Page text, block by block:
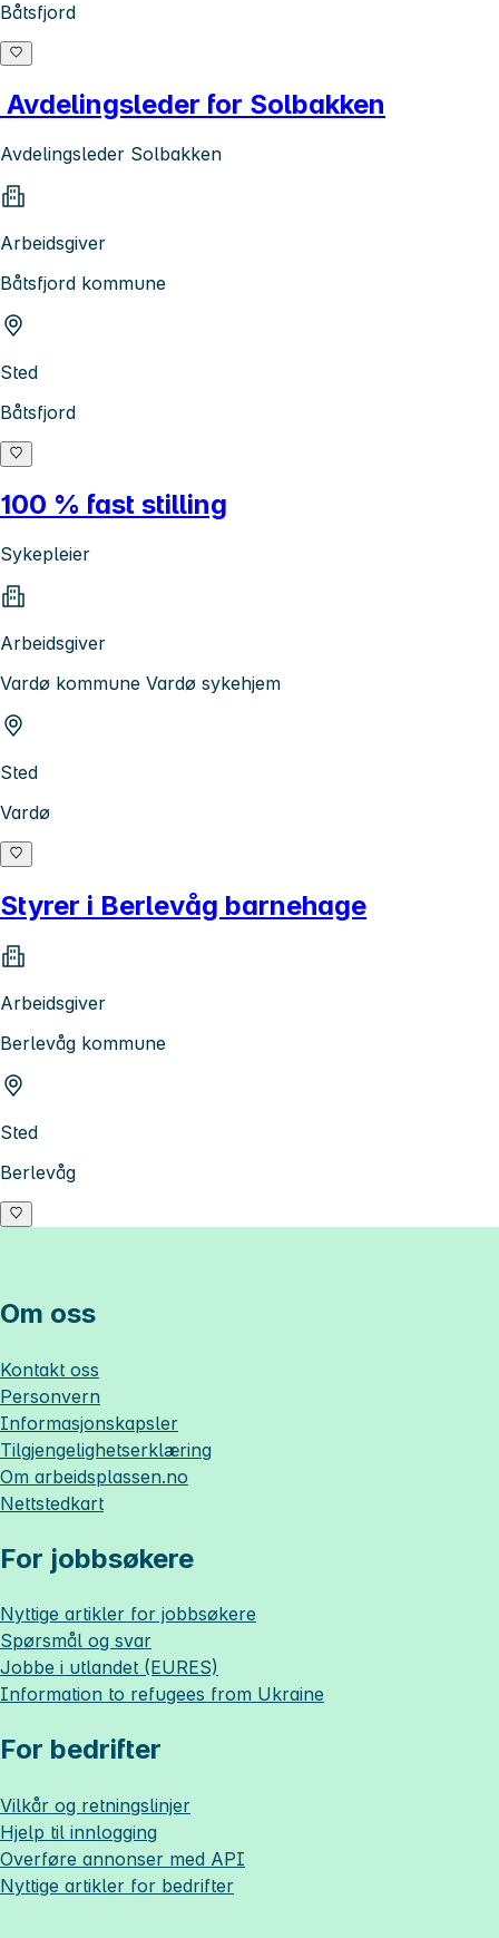
Båtsfjord
Avdelingsleder for Solbakken
Avdelingsleder Solbakken
Arbeidsgiver
Båtsfjord kommune
Sted
Båtsfjord
100 % fast stilling
Sykepleier
Arbeidsgiver
Vardø kommune Vardø sykehjem
Sted
Vardø
Styrer i Berlevåg barnehage
Arbeidsgiver
Berlevåg kommune
Sted
Berlevåg
Om oss
Kontakt oss
Personvern
Informasjonskapsler
Tilgjengelighetserklæring
Om arbeidsplassen.no
Nettstedkart
For jobbsøkere
Nyttige artikler for jobbsøkere
Spørsmål og svar
Jobbe i utlandet (EURES)
Information to refugees from Ukraine
For bedrifter
Vilkår og retningslinjer
Hjelp til innlogging
Overføre annonser med API
Nyttige artikler for bedrifter